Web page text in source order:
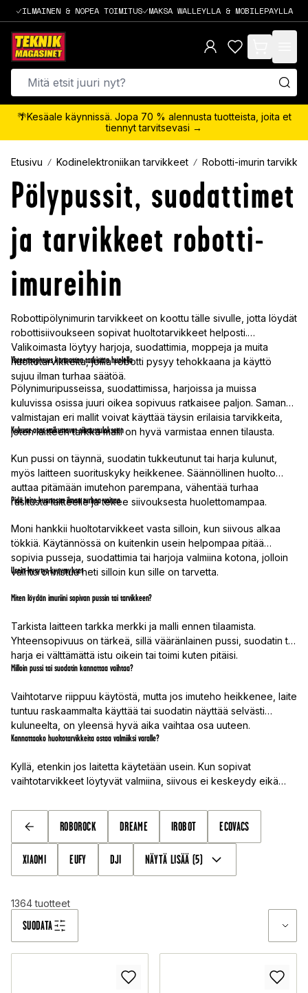
ILMAINEN & NOPEA TOIMITUS MAKSA WALLEYLLA & MOBILEPAYLLA
items in cart,
🌴Kesäale käynnissä. Jopa 70 % alennusta tuotteista, joita et
tiennyt tarvitsevasi →
Etusivu Kodinelektroniikan tarvikkeet Robotti-imurin
Pölypussit, suodattimet
ja tarvikkeet robotti-
imureihin
Robottipölynimurin tarvikkeet on koottu tälle sivulle, jotta löydät
robottisiivoukseen sopivat huoltotarvikkeet helposti.
Valikoimasta löytyy harjoja, suodattimia, moppeja ja muita
huoltotarvikkeita, joilla robotti pysyy tehokkaana ja käyttö
sujuu ilman turhaa säätöä.
Yhteensopivuus kannattaa tarkistaa huolella
Pölynimuripusseissa, suodattimissa, harjoissa ja muissa
kuluvissa osissa juuri oikea sopivuus ratkaisee paljon. Saman
valmistajan eri mallit voivat käyttää täysin erilaisia tarvikkeita,
joten laitteen tarkka malli on hyvä varmistaa ennen tilausta.
Kuluvat osat vaikuttavat siivoustulokseen
Kun pussi on täynnä, suodatin tukkeutunut tai harja kulunut,
myös laitteen suorituskyky heikkenee. Säännöllinen huolto
auttaa pitämään imutehon parempana, vähentää turhaa
rasitusta laitteelle ja tekee siivouksesta huolettomampaa.
Pidä laite kunnossa ilman turhaa vaivaa
Moni hankkii huoltotarvikkeet vasta silloin, kun siivous alkaa
tökkiä. Käytännössä on kuitenkin usein helpompaa pitää
sopivia pusseja, suodattimia tai harjoja valmiina kotona, jolloin
vaihto onnistuu heti silloin kun sille on tarvetta.
Usein kysytyt kysymykset
Miten löydän imuriini sopivan pussin tai tarvikkeen?
Tarkista laitteen tarkka merkki ja malli ennen tilaamista.
Yhteensopivuus on tärkeä, sillä vääränlainen pussi, suodatin tai
harja ei välttämättä istu oikein tai toimi kuten pitäisi.
Milloin pussi tai suodatin kannattaa vaihtaa?
Vaihtotarve riippuu käytöstä, mutta jos imuteho heikkenee, laite
tuntuu raskaammalta käyttää tai suodatin näyttää selvästi
kuluneelta, on yleensä hyvä aika vaihtaa osa uuteen.
Kannattaako huoltotarvikkeita ostaa valmiiksi varalle?
Kyllä, etenkin jos laitetta käytetään usein. Kun sopivat
vaihtotarvikkeet löytyvät valmiina, siivous ei keskeydy eikä
TAKAISIN
ROBOROCK DREAME IROBOT ECOVACS
XIAOMI EUFY DJI NÄYTÄ LISÄÄ (5)
SUODATA
1364 tuotteet